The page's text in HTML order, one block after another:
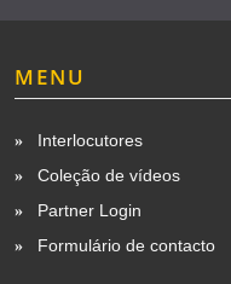
MENU
Interlocutores
Coleção de vídeos
Partner Login
Formulário de contacto